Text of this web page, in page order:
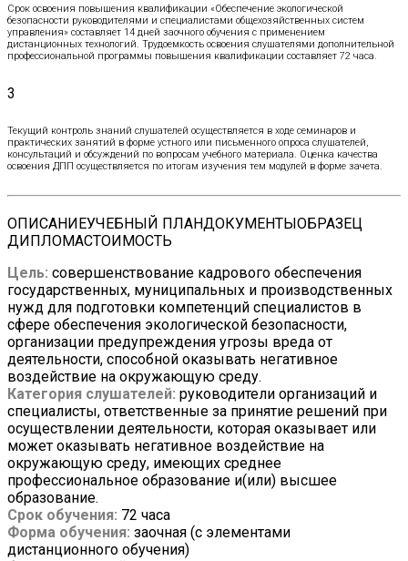
Срок освоения повышения квалификации «Обеспечение экологической
безопасности руководителями и специалистами общехозяйственных систем
управления» составляет 14 дней заочного обучения с применением
дистанционных технологий. Трудоемкость освоения слушателями дополнительной
профессиональной программы повышения квалификации составляет 72 часа.
3
Текущий контроль знаний слушателей осуществляется в ходе семинаров и
практических занятий в форме устного или письменного опроса слушателей,
консультаций и обсуждений по вопросам учебного материала. Оценка качества
освоения ДПП осуществляется по итогам изучения тем модулей в форме зачета.
ОПИСАНИЕУЧЕБНЫЙ ПЛАНДОКУМЕНТЫОБРАЗЕЦ
ДИПЛОМАСТОИМОСТЬ
Цель: совершенствование кадрового обеспечения
государственных, муниципальных и производственных
нужд для подготовки компетенций специалистов в
сфере обеспечения экологической безопасности,
организации предупреждения угрозы вреда от
деятельности, способной оказывать негативное
воздействие на окружающую среду.
Категория слушателей: руководители организаций и
специалисты, ответственные за принятие решений при
осуществлении деятельности, которая оказывает или
может оказывать негативное воздействие на
окружающую среду, имеющих среднее
профессиональное образование и(или) высшее
образование.
Срок обучения: 72 часа
Форма обучения: заочная (с элементами
дистанционного обучения)